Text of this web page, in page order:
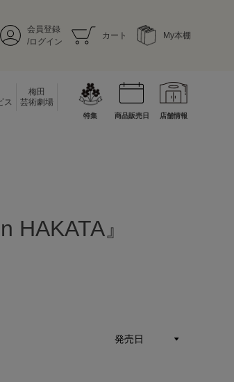
会員登録
/ログイン
カート My本棚
ス
梅田
芸術劇場
特集 商品販売日 店舗情報
HAKATA』